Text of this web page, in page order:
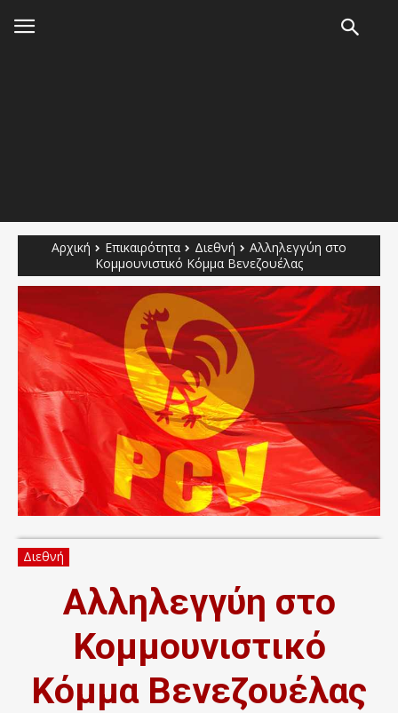
Αρχική Επικαιρότητα Διεθνή
Αλληλεγγύη στο
Κομμουνιστικό Κόμμα Βενεζουέλας
Διεθνή
Αλληλεγγύη στο
Κομμουνιστικό
Κόμμα Βενεζουέλας